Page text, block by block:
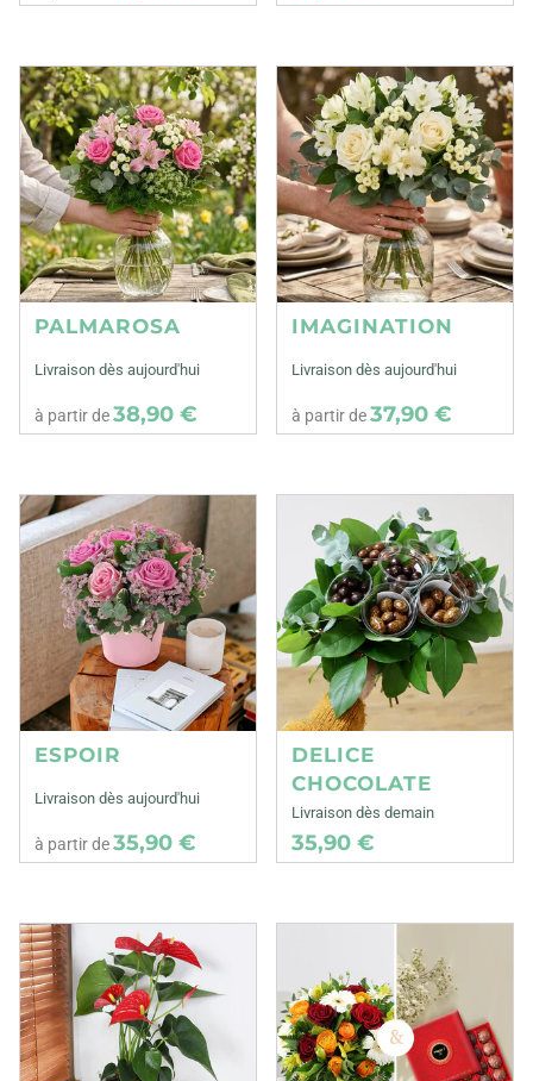
PALMAROSA
Livraison dès aujourd'hui
à partir de38,90 €
IMAGINATION
Livraison dès aujourd'hui
à partir de37,90 €
ESPOIR
Livraison dès aujourd'hui
à partir de35,90 €
DELICE
CHOCOLATE
Livraison dès demain
35,90 €